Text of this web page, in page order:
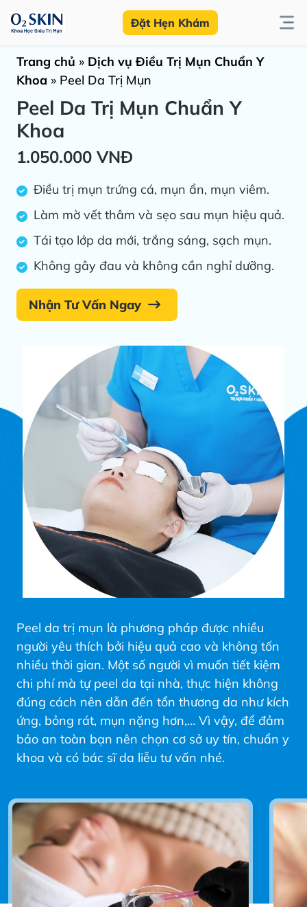
Đặt Hẹn Khám
Trang chủ » Dịch vụ Điều Trị Mụn Chuẩn Y
Khoa » Peel Da Trị Mụn
Peel Da Trị Mụn Chuẩn Y
Khoa
1.050.000 VNĐ
Điều trị mụn trứng cá, mụn ẩn, mụn viêm.
Làm mờ vết thâm và sẹo sau mụn hiệu quả.
Tái tạo lớp da mới, trắng sáng, sạch mụn.
Không gây đau và không cần nghỉ dưỡng.
Nhận Tư Vấn Ngay
Peel da trị mụn là phương pháp được nhiều
người yêu thích bởi hiệu quả cao và không tốn
nhiều thời gian. Một số người vì muốn tiết kiệm
chi phí mà tự peel da tại nhà, thực hiện không
đúng cách nên dẫn đến tổn thương da như kích
ứng, bỏng rát, mụn nặng hơn,… Vì vậy, để đảm
bảo an toàn bạn nên chọn cơ sở uy tín, chuẩn y
khoa và có bác sĩ da liễu tư vấn nhé.